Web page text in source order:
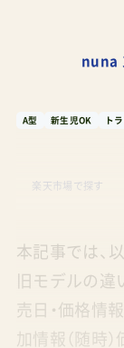
nuna
A型 新生児OK ト
楽天市場で探す
本記事では、
旧モデルの
売日・価格情
加情報（随時